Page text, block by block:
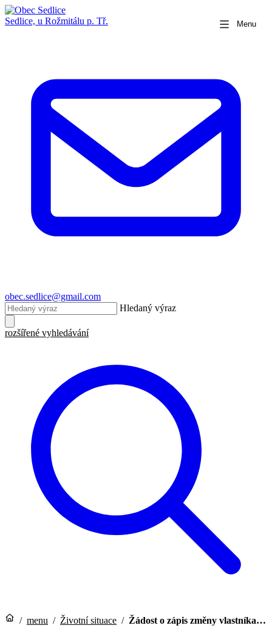
Sedlice, u Rožmitálu p. Tř.
obec.sedlice@gmail.com
Hledaný výraz
rozšířené vyhledávání
Menu
/ menu / Životní situace / Žádost o zápis změny vlastníka…